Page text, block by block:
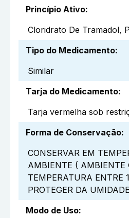
Princípio Ativo:
Cloridrato De Tramadol,
Tipo do Medicamento:
Similar
Tarja do Medicamento:
Tarja vermelha sob
Forma de Conservação:
CONSERVAR EM
AMBIENTE ( AMBIENTE
TEMPERATURA ENTRE
PROTEGER DA UMIDADE
Modo de Uso: